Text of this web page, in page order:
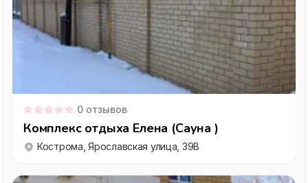
0 отзывов
Комплекс отдыха Елена (Сауна )
Кострома, Ярославская улица, 39В